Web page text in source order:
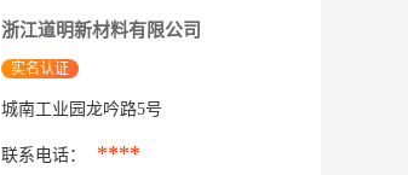
浙江道明新材料有限公司
实名认证
城南工业园龙吟路5号
联系电话： ****